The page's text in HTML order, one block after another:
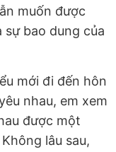
muốn được
bao dung của
mới đi đến hôn
nhau, em xem
được một
Không lâu sau,